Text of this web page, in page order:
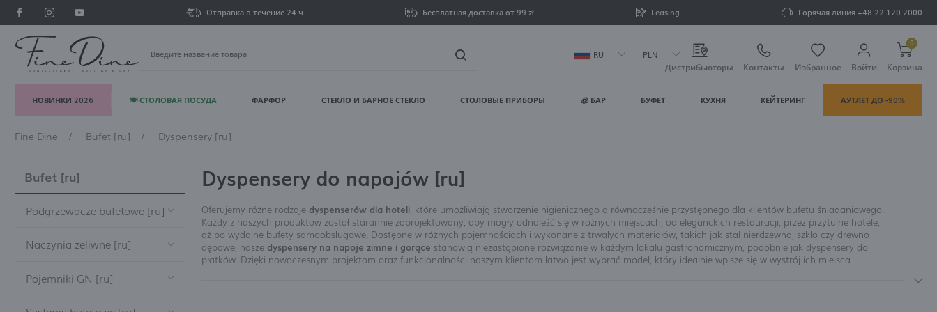
Отправка в течение 24 ч Бесплатная доставка от 99 zł Leasing Горячая линия +48 22 120 2000
RU PLN
Дистрибьюторы Контакты Избранное Войти
просмотр истории покупок
нет необходимости вводить свои данные при следующих покупках
0
Корзина
Ваша корзина пуста
НОВИНКИ 2026 🍽 СТОЛОВАЯ ПОСУДА ФАРФОР СТЕКЛО И БАРНОЕ СТЕКЛО СТОЛОВЫЕ ПРИБОРЫ 🧊 БАР БУФЕТ КУХНЯ КЕЙТЕРИНГ АУТЛЕТ ДО -90%
Fine Dine Bufet [ru] Dyspensery [ru]
Bufet [ru]
Podgrzewacze bufetowe [ru]
De Luxe Madeira [ru]
De Luxe Black [ru]
Naczynia żeliwne [ru]
Garnki i mini garnki [ru]
Pojemniki GN [ru]
Dyspensery do napojów [ru]
Oferujemy różne rodzaje dyspenserów dla hoteli , które umożliwiają stworzenie higienicznego a równocześnie przystępnego dla klientów bufetu śniadaniowego.
Każdy z naszych produktów został starannie zaprojektowany, aby mogły odnaleźć się w różnych miejscach, od eleganckich restauracji, przez przytulne hotele,
aż po wydajne bufety samoobsługowe. Dostępne w różnych pojemnościach i wykonane z trwałych materiałów, takich jak stal nierdzewna, szkło czy drewno
dębowe, nasze dyspensery na napoje zimne i gorące stanowią niezastąpione rozwiązanie w każdym lokalu gastronomicznym, podobnie jak dyspensery do
płatków. Dzięki nowoczesnym projektom oraz funkcjonalności naszym klientom łatwo jest wybrać model, który idealnie wpisze się w wystrój ich miejsca.